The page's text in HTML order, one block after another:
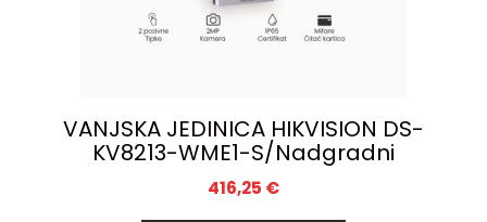
VANJSKA JEDINICA HIKVISION DS-
KV8213-WME1-S/Nadgradni
416,25 €